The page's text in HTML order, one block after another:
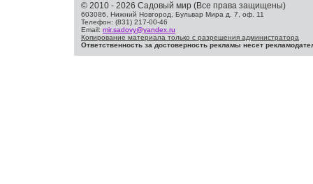
© 2010 - 2026 Садовый мир (Все права защищены)
603086, Нижний Новгород, Бульвар Мира д. 7, оф. 11
Телефон: (831) 217-00-46
Email: mir.sadovy@yandex.ru
Копирование материала только с разрешения администратора
Ответственность за достоверность рекламы несет